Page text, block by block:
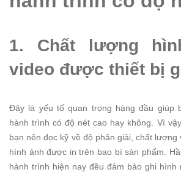
1. Chất lượng
video được thiết bị
Đây là yếu tố quan trọng hàng đầu giúp
hành trình có độ nét cao hay không. Vì
bạn nên đọc kỹ về độ phân giải, chất lượng
hình ảnh được in trên bao bì sản phẩm.
hành trình hiện nay đều đảm bảo ghi hình